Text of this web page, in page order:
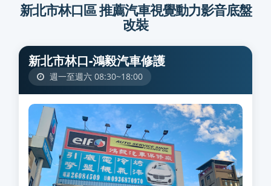
新北市林口區 推薦汽車視覺動力影音底盤
改裝
新北市林口-鴻毅汽車修護
週一至週六 08:30~18:00